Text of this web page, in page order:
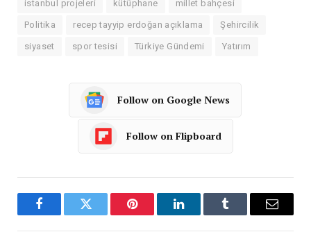
istanbul projeleri kütüphane millet bahçesi
Politika recep tayyip erdoğan açıklama Şehircilik
siyaset spor tesisi Türkiye Gündemi Yatırım
Follow on Google News
Follow on Flipboard
FacebookTwitter Pinterest LinkedInTumblr Email